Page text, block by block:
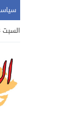
السبت 8 أغسطس 2026 - 7:19 صباحًا